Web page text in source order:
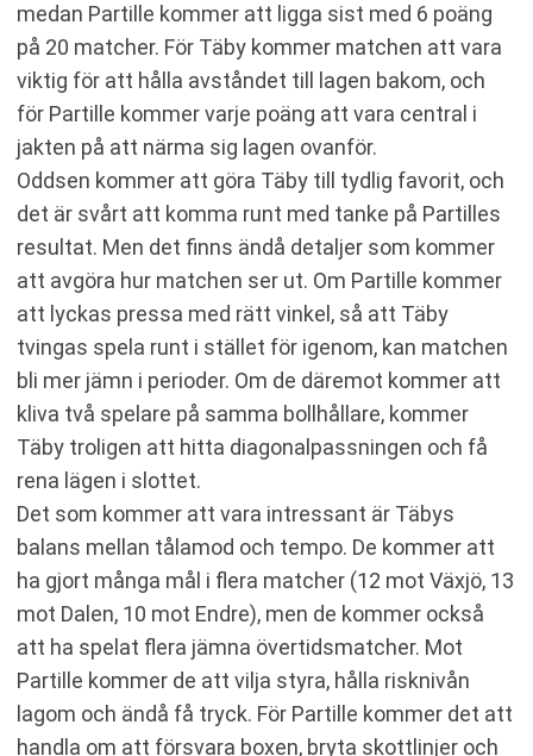
medan Partille kommer att ligga sist med 6 poäng
på 20 matcher. För Täby kommer matchen att vara
viktig för att hålla avståndet till lagen bakom, och
för Partille kommer varje poäng att vara central i
jakten på att närma sig lagen ovanför.
Oddsen kommer att göra Täby till tydlig favorit, och
det är svårt att komma runt med tanke på Partilles
resultat. Men det finns ändå detaljer som kommer
att avgöra hur matchen ser ut. Om Partille kommer
att lyckas pressa med rätt vinkel, så att Täby
tvingas spela runt i stället för igenom, kan matchen
bli mer jämn i perioder. Om de däremot kommer att
kliva två spelare på samma bollhållare, kommer
Täby troligen att hitta diagonalpassningen och få
rena lägen i slottet.
Det som kommer att vara intressant är Täbys
balans mellan tålamod och tempo. De kommer att
ha gjort många mål i flera matcher (12 mot Växjö, 13
mot Dalen, 10 mot Endre), men de kommer också
att ha spelat flera jämna övertidsmatcher. Mot
Partille kommer de att vilja styra, hålla risknivån
lagom och ändå få tryck. För Partille kommer det att
handla om att försvara boxen, bryta skottlinjer och